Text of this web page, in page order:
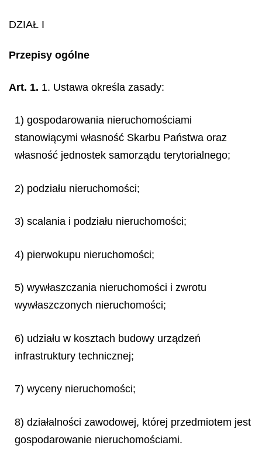
DZIAŁ I
Przepisy ogólne
Art. 1. 1. Ustawa określa zasady:
1) gospodarowania nieruchomościami
stanowiącymi własność Skarbu Państwa oraz
własność jednostek samorządu terytorialnego;
2) podziału nieruchomości;
3) scalania i podziału nieruchomości;
4) pierwokupu nieruchomości;
5) wywłaszczania nieruchomości i zwrotu
wywłaszczonych nieruchomości;
6) udziału w kosztach budowy urządzeń
infrastruktury technicznej;
7) wyceny nieruchomości;
8) działalności zawodowej, której przedmiotem jest
gospodarowanie nieruchomościami.